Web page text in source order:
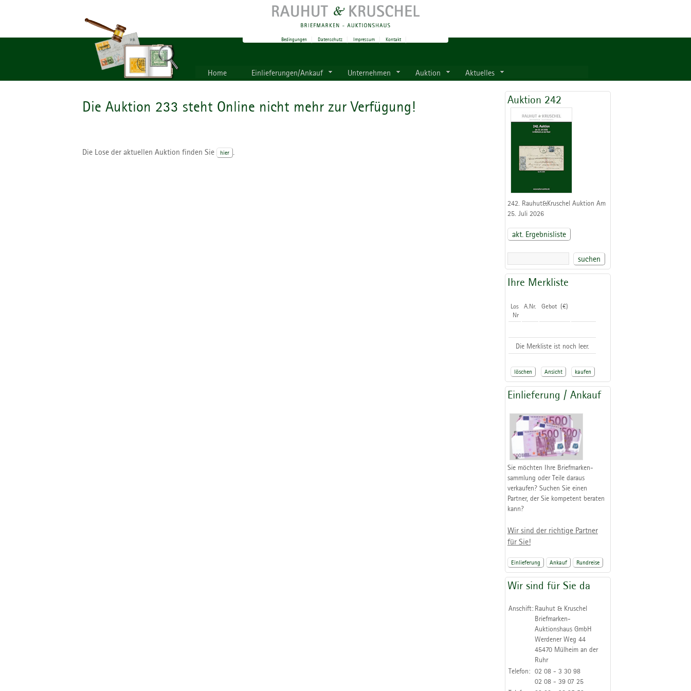
Bedingungen| Datenschutz| Impressum| Kontakt|
Home Einlieferungen/Ankauf Unternehmen Auktion Aktuelles
Die Auktion 233 steht Online nicht mehr zur Verfügung!
Die Lose der aktuellen Auktion finden Sie hier
Auktion 242
242. Rauhut&Kruschel Auktion Am
25. Juli 2026
akt. Ergebnisliste
suchen
Ihre Merkliste
Los
Nr
A.Nr. Gebot (€)
Die Merkliste ist noch leer.
löschen Ansicht kaufen
Einlieferung / Ankauf
Sie möchten Ihre Briefmarken-
sammlung oder Teile daraus
verkaufen? Suchen Sie einen
Partner, der Sie kompetent beraten
kann?
Wir sind der richtige Partner
für Sie!
Einlieferung Ankauf Rundreise
Wir sind für Sie da
Anschift: Rauhut & Kruschel
Briefmarken-
Auktionshaus GmbH
Werdener Weg 44
45470 Mülheim an der
Ruhr
Telefon: 02 08 - 3 30 98
02 08 - 39 07 25